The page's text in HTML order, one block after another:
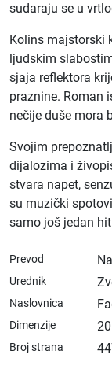
sudaraju se u
Kolins majstorski
ljudskim
sjaja reflektora
praznine. Roman
nečije duše mora
Svojim
dijalozima i
stvara napet,
su muzički
samo još jedan
Prevod
Urednik
Naslovnica
Dimenzije
Broj strana